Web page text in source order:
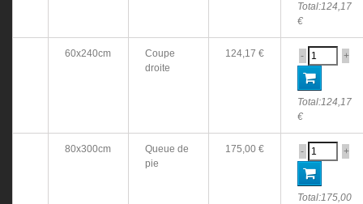
Total:124,17
€
60x240cm
Coupe
droite
124,17 € - +
Total:124,17
€
80x300cm
Queue de
pie
175,00 € - +
Total:175,00